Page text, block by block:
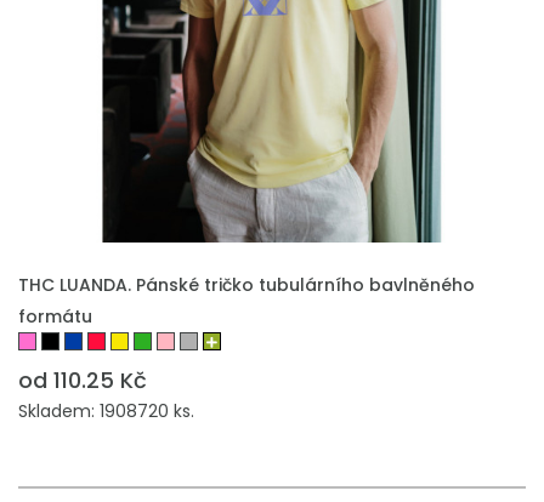
THC LUANDA. Pánské tričko tubulárního bavlněného
formátu
od 110.25 Kč
Skladem: 1908720 ks.